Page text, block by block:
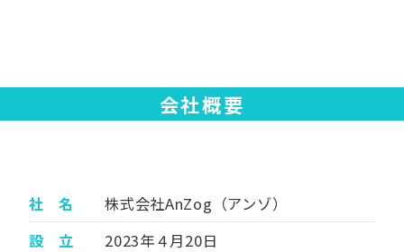
会社概要
社 名
株式会社AnZog（アンゾ）
設 立
2023年４月20日